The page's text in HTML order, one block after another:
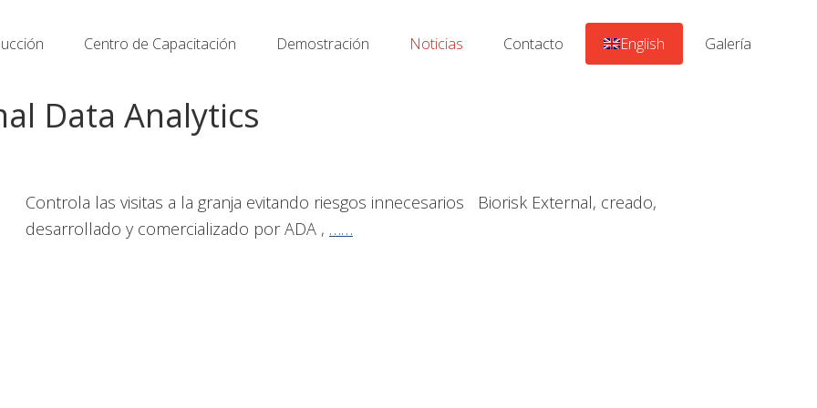
Centro de Capacitación Demostración Noticias Contacto English Galería
Data Analytics
Controla las visitas a la granja evitando riesgos innecesarios Biorisk External, creado,
desarrollado y comercializado por ADA , ……